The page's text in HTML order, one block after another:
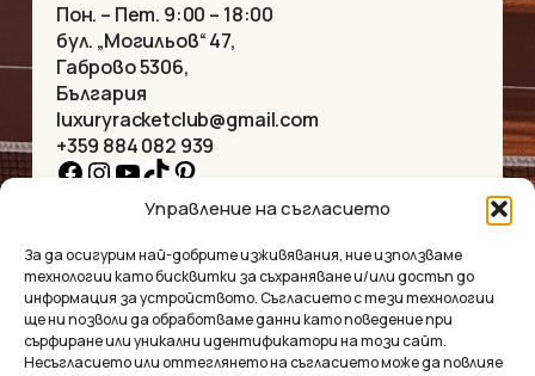
Управление на съгласието
За да осигурим най-добрите изживявания, ние използваме
технологии като бисквитки за съхраняване и/или достъп до
информация за устройството. Съгласието с тези технологии
ще ни позволи да обработваме данни като поведение при
сърфиране или уникални идентификатори на този сайт.
Несъгласието или оттеглянето на съгласието може да повлияе
Пон. – Пет. 9:00 – 18:00
бул. „Могильов“ 47,
Габрово 5306,
България
luxuryracketclub@gmail.com
+359 884 082 939
Facebook
Instagram
YouTube
TikTok
Pinterest
НАЧАЛО
ЗА НАС
МАГАЗИНЪТ
КОНТАКТ
КОЛЕКЦИИ
КОЛИЕТА
ГРИВНИ
ВИСУЛКИ
ОБЕЦИ
АКСЕСОАРИ